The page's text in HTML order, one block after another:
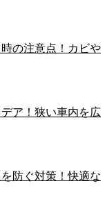
の注意点！カビや
ア！狭い車内を広
防ぐ対策！快適な